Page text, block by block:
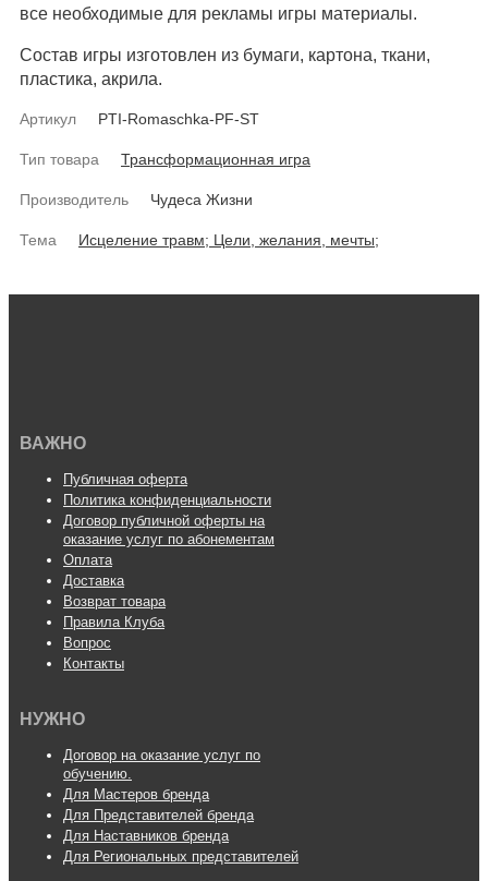
все необходимые для рекламы игры материалы.
Состав игры изготовлен из бумаги, картона, ткани,
пластика, акрила.
Артикул PTI-Romaschka-PF-ST
Тип товара Трансформационная игра
Производитель Чудеса Жизни
Тема Исцеление травм; Цели, желания, мечты;
ВАЖНО
Публичная оферта
Политика конфиденциальности
Договор публичной оферты на
оказание услуг по абонементам
Оплата
Доставка
Возврат товара
Правила Клуба
Вопрос
Контакты
НУЖНО
Договор на оказание услуг по
обучению.
Для Мастеров бренда
Для Представителей бренда
Для Наставников бренда
Для Региональных представителей